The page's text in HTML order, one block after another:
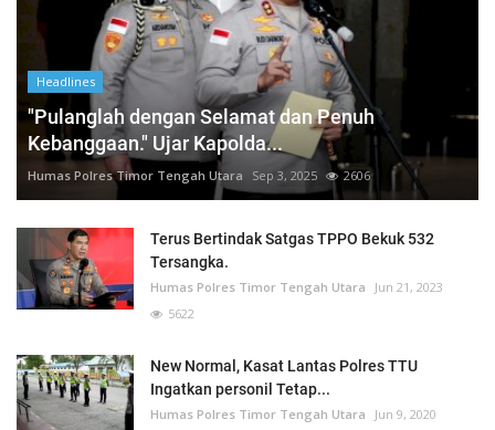
Headlines
"Pulanglah dengan Selamat dan Penuh
Kebanggaan." Ujar Kapolda...
Humas Polres Timor Tengah Utara Sep 3, 2025 2606
Terus Bertindak Satgas TPPO Bekuk 532
Tersangka.
Humas Polres Timor Tengah Utara
Jun 21, 2023
5622
New Normal, Kasat Lantas Polres TTU
Ingatkan personil Tetap...
Humas Polres Timor Tengah Utara
Jun 9, 2020